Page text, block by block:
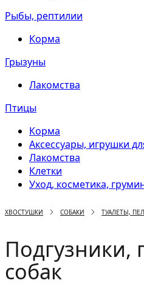
Рыбы, рептилии
Корма
Грызуны
Лакомства
Птицы
Корма
Аксессуары, игрушки
Лакомства
Клетки
Уход, косметика,
ХВОСТУШКИ СОБАКИ ТУАЛЕТЫ,
Подгузники,
собак